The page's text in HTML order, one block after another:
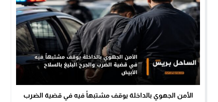
الأمن الجهوي بالداخلة يوقف مشتبهاً فيه في قضية الضرب